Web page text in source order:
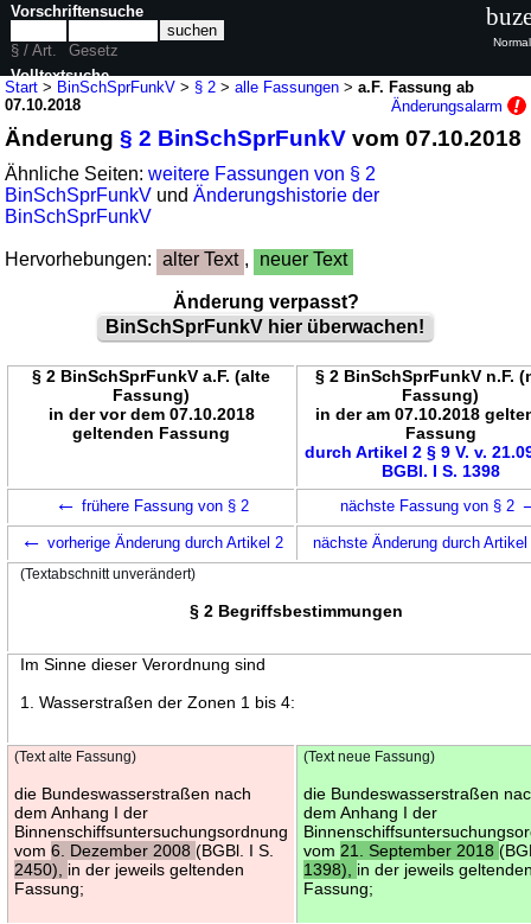
Start > BinSchSprFunkV > § 2 >alle Fassungen >a.F. Fassung ab
07.10.2018
Änderungsalarm
Änderung§ 2 BinSchSprFunkV vom 07.10.2018
Ähnliche Seiten:weitere Fassungen von § 2
BinSchSprFunkV undÄnderungshistorie der
BinSchSprFunkV
Hervorhebungen: alter Text , neuer Text
Änderung verpasst?
BinSchSprFunkV hier überwachen!
§ 2 BinSchSprFunkV a.F. (alte
Fassung)
in der vor dem 07.10.2018
geltenden Fassung
§ 2 BinSchSprFunkV n.F.
Fassung)
in der am 07.10.2018
Fassung
durch Artikel 2 § 9 V. v.
BGBl. I S. 1398
← frühere Fassung von § 2 nächste Fassung von § 2
← vorherige Änderung durch Artikel 2 nächste Änderung durch
(Textabschnitt unverändert)
§ 2 Begriffsbestimmungen
Im Sinne dieser Verordnung sind
1. Wasserstraßen der Zonen 1 bis 4:
(Text alte Fassung)
die Bundeswasserstraßen nach
dem Anhang I der
Binnenschiffsuntersuchungsordnung
vom6. Dezember 2008(BGBl. I S.
2450), in der jeweils geltenden
Fassung;
(Text neue Fassung)
die Bundeswasserstraßen
dem Anhang I der
vom 21. September 2018
1398), in der jeweils
Fassung;
Vorschriftensuche
§ / Art.
Gesetz
Volltextsuche